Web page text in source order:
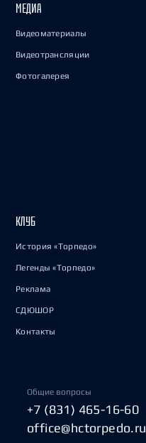
МЕДИА
Видеоматериалы
Видеотрансляции
Фотогалерея
КЛУБ
История «Торпедо»
Легенды «Торпедо»
Реклама
СДЮШОР
Контакты
Общие вопросы
+7 (831) 465-16-60
office@hctorpedo.ru